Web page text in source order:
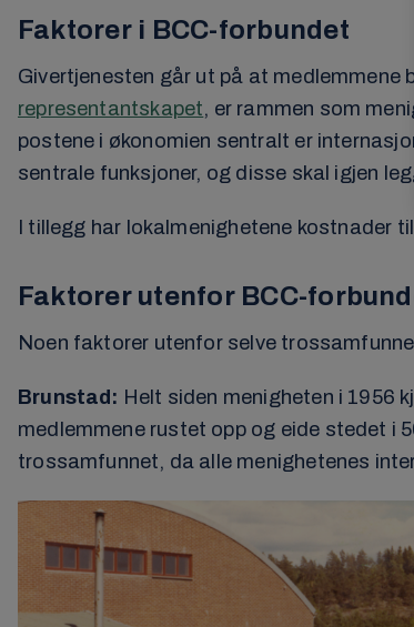
Faktorer i BCC-forbundet
Givertjenesten går ut på at medlemmene
representantskapet, er rammen som
postene i økonomien sentralt er
sentrale funksjoner, og disse skal igjen
I tillegg har lokalmenighetene kostnader
Faktorer utenfor BCC-
Noen faktorer utenfor selve
Brunstad: Helt siden menigheten i 1956
medlemmene rustet opp og eide stedet
trossamfunnet, da alle menighetenes